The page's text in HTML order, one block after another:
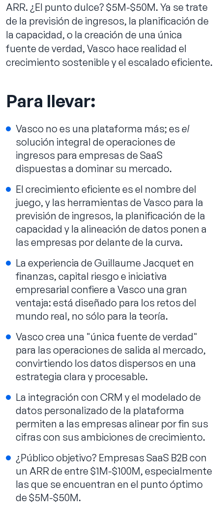
ARR. ¿El punto dulce? $5M-$50M. Ya se trate
de la previsión de ingresos, la planificación de
la capacidad, o la creación de una única
fuente de verdad, Vasco hace realidad el
crecimiento sostenible y el escalado eficiente.
Para llevar:
Vasco no es una plataforma más; es el
solución integral de operaciones de
ingresos para empresas de SaaS
dispuestas a dominar su mercado.
El crecimiento eficiente es el nombre del
juego, y las herramientas de Vasco para la
previsión de ingresos, la planificación de la
capacidad y la alineación de datos ponen a
las empresas por delante de la curva.
La experiencia de Guillaume Jacquet en
finanzas, capital riesgo e iniciativa
empresarial confiere a Vasco una gran
ventaja: está diseñado para los retos del
mundo real, no sólo para la teoría.
Vasco crea una "única fuente de verdad"
para las operaciones de salida al mercado,
convirtiendo los datos dispersos en una
estrategia clara y procesable.
La integración con CRM y el modelado de
datos personalizado de la plataforma
permiten a las empresas alinear por fin sus
cifras con sus ambiciones de crecimiento.
¿Público objetivo? Empresas SaaS B2B con
un ARR de entre $1M-$100M, especialmente
las que se encuentran en el punto óptimo
de $5M-$50M.